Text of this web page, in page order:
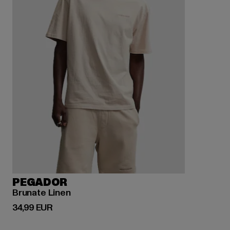
PEGADOR
Brunate Linen
34,99 EUR
Prix courant: 34,99 EUR